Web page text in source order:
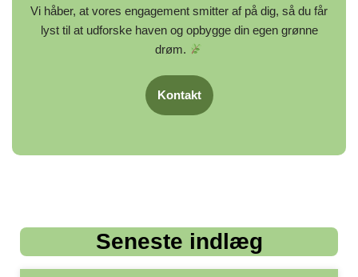
Vi håber, at vores engagement smitter af på dig, så du får
lyst til at udforske haven og opbygge din egen grønne
drøm.
Kontakt
Seneste indlæg